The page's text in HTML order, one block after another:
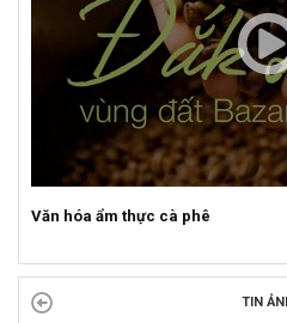
Sự kiện mở màn Mùa du lịch 2026
TIN